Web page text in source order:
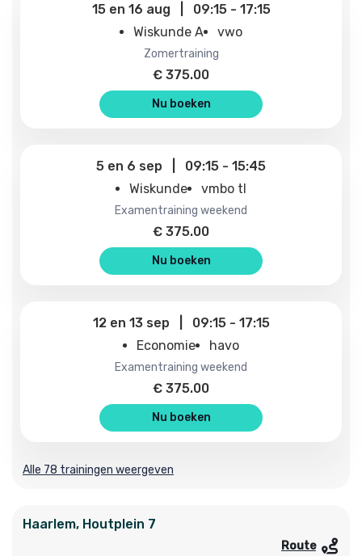
15 en 16 aug 09:15- 17:15
Wiskunde A
vwo
zomertraining
€ 375.00
Nu boeken
5 en 6 sep 09:15 - 15:45
Wiskunde
vmbo tl
examentraining weekend
€ 375.00
Nu boeken
12 en 13 sep 09:15- 17:15
Economie
havo
examentraining weekend
€ 375.00
Nu boeken
Alle 78 trainingen weergeven
Haarlem, Houtplein 7
Route